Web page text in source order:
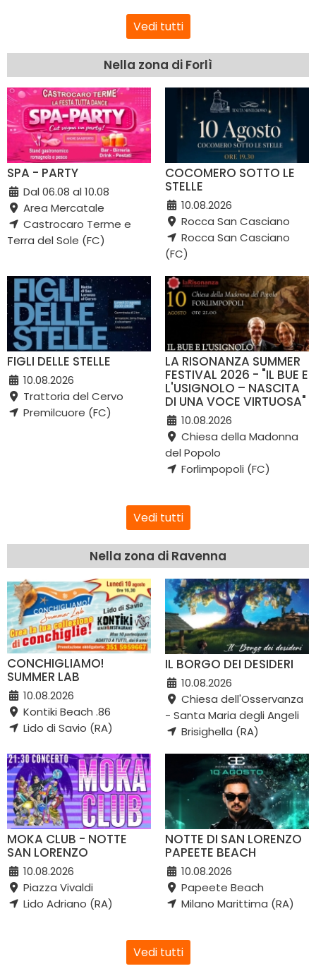
Vedi tutti
Nella zona di Forlì
SPA - PARTY
Dal 06.08 al 10.08
Area Mercatale
Castrocaro Terme e
Terra del Sole (FC)
COCOMERO SOTTO LE
STELLE
10.08.2026
Rocca San Casciano
Rocca San Casciano
(FC)
FIGLI DELLE STELLE
10.08.2026
Trattoria del Cervo
Premilcuore (FC)
LA RISONANZA SUMMER
FESTIVAL 2026 - "IL BUE E
L'USIGNOLO – NASCITA
DI UNA VOCE VIRTUOSA"
10.08.2026
Chiesa della Madonna
del Popolo
Forlimpopoli (FC)
Vedi tutti
Nella zona di Ravenna
CONCHIGLIAMO!
SUMMER LAB
10.08.2026
Kontiki Beach .86
Lido di Savio (RA)
IL BORGO DEI DESIDERI
10.08.2026
Chiesa dell'Osservanza
- Santa Maria degli Angeli
Brisighella (RA)
MOKA CLUB - NOTTE
SAN LORENZO
10.08.2026
Piazza Vivaldi
Lido Adriano (RA)
NOTTE DI SAN LORENZO
PAPEETE BEACH
10.08.2026
Papeete Beach
Milano Marittima (RA)
Vedi tutti